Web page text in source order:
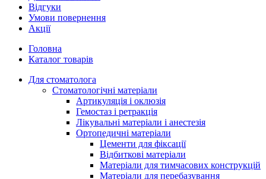
Відгуки
Умови повернення
Акції
Головна
Каталог товарів
Для стоматолога
Стоматологічні матеріали
Артикуляція і оклюзія
Гемостаз і ретракція
Лікувальні матеріали і анестезія
Ортопедичні матеріали
Цементи для фіксації
Відбиткові матеріали
Матеріали для тимчасових конструкцій
Матеріали для перебазування